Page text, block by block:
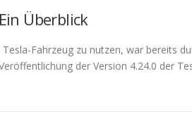
Überblick
Fahrzeug zu nutzen, war bereits
der Version 4.24.0 der